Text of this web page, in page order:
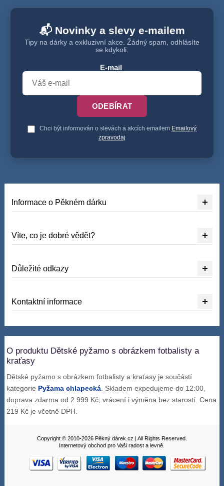
📬 Novinky a slevy e-mailem
Tipy na dárky a exkluzivní akce. Žádný spam, odhlásíte
se kdykoli.
E-mail
ODEBÍRAT
Chci být informován o slevách a akcích emailem Emailový
zpravodaj
Informace o Pěkném dárku
Víte, co je dobré vědět?
Důležité odkazy
Kontaktní informace
O produktu Dětské pyžamo s obrázkem fotbalisty a
kraťasy
Dětské pyžamo s obrázkem fotbalisty a kraťasy je součástí
kategorie Pyžama chlapecká . Skladem expedujeme do 12:00,
doprava zdarma od 2 999 Kč, vrácení i výměna bez starostí. Cena
219 Kč je včetně DPH.
Copyright © 2010-2026 Pěkný dárek.cz | All Rights Reserved.
Internetový obchod pro Vaši radost a levně.